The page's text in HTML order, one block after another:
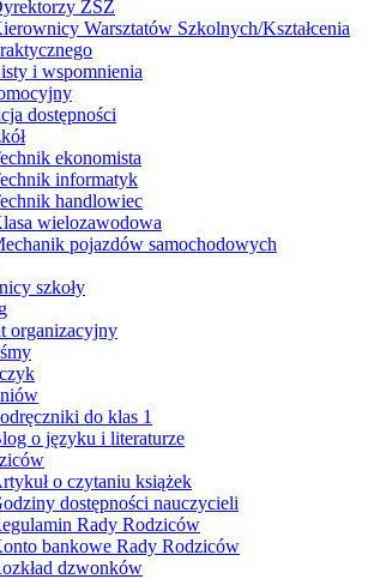
ZSZ
Warsztatów Szkolnych/Kształcenia
i wspomnienia
dostępności
ekonomista
informatyk
handlowiec
wielozawodowa
pojazdów samochodowych
szkoły
organizacyjny
do klas 1
o języku i literaturze
o czytaniu książek
dostępności nauczycieli
Rady Rodziców
bankowe Rady Rodziców
dzwonków